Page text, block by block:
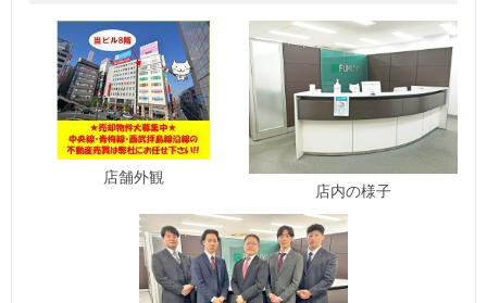
店舗外観
店内の様子